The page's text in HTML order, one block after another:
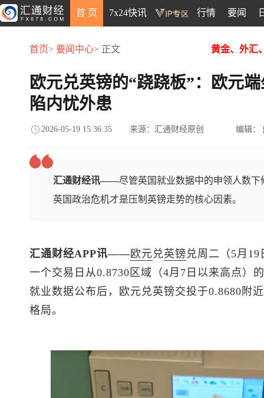
首 页 7x24快讯 行情 要闻
首页> 要闻中心> 正文 黄金、外汇
欧元兑英镑的“跷跷板”：欧元
陷内忧外患
2026-05-19 15:36:35 来源：汇通财经原创 编辑：
汇通财经讯——尽管英国就业数据中的申领人数
英国政治危机才是压制英镑走势的核心因素。
汇通财经APP讯——欧元兑英镑 兑周二（5月
一个交易日从0.8730区域（4月7日以来高点）
就业数据公布后，欧元兑英镑交投于0.8680附
格局。